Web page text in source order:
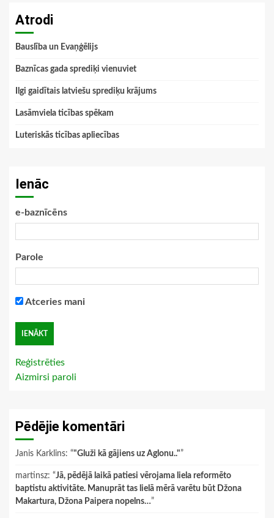
Atrodi
Bauslība un Evaņģēlijs
Baznīcas gada sprediķi vienuviet
Ilgi gaidītais latviešu sprediķu krājums
Lasāmviela ticības spēkam
Luteriskās ticības apliecības
Ienāc
e-baznīcēns
Parole
Atceries mani
Reģistrēties
Aizmirsi paroli
Pēdējie komentāri
Janis Karklins: “"Gluži kā gājiens uz Aglonu.."”
martinsz: “Jā, pēdējā laikā patiesi vērojama liela reformēto
baptistu aktivitāte. Manuprāt tas lielā mērā varētu būt Džona
Makartura, Džona Paipera nopelns…”